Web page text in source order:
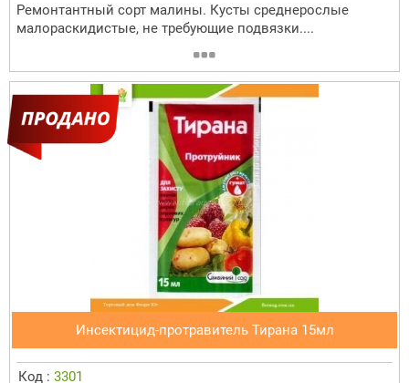
Ремонтантный сорт малины. Кусты среднерослые
малораскидистые, не требующие подвязки....
Инсектицид-протравитель Тирана 15мл
Код : 3301